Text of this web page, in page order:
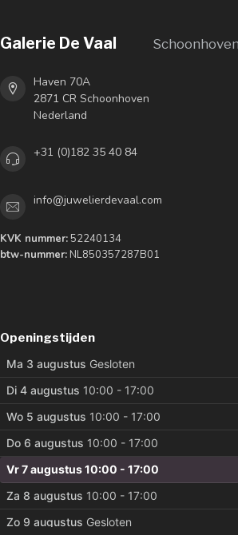
Galerie De Vaal Schoonhoven
Haven 70A
2871 CR Schoonhoven
Nederland
+31 (0)182 35 40 84
info@juwelierdevaal.com
KVK nummer: 52240134
btw-nummer: NL850357287B01
Openingstijden